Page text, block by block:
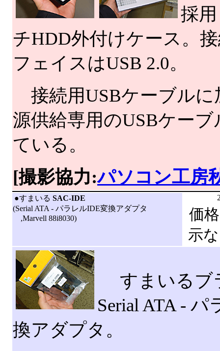
採
チHDD外付けケース。
フェイスはUSB 2.0。
接続用USBケーブルに
源供給専用のUSBケー
ている。
[撮影協力:パソコン工房
●すまいる SAC-IDE
(Serial ATA - パラレルIDE変換アダプタ
,Marvell 88i8030)
価
示
すまいるブ
Serial ATA -
換アダプタ。